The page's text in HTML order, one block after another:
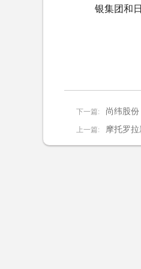
银集团和
下一篇: 尚纬股
上一篇: 摩托罗